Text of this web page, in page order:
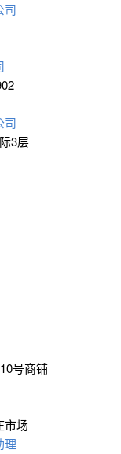
司
司
3层
号商铺
市场
理